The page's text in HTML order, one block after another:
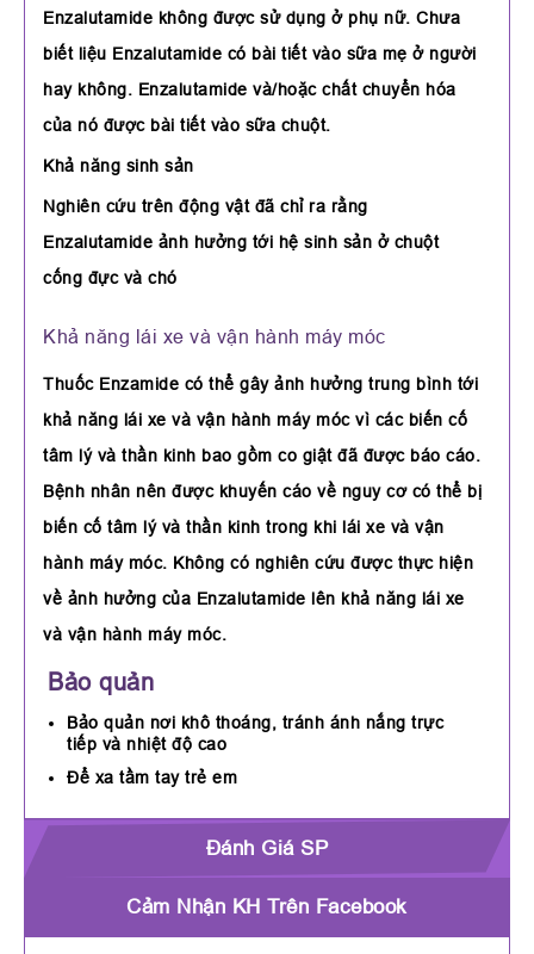
Enzalutamide không được sử dụng ở phụ nữ. Chưa
biết liệu Enzalutamide có bài tiết vào sữa mẹ ở người
hay không. Enzalutamide và/hoặc chất chuyển hóa
của nó được bài tiết vào sữa chuột.
Khả năng sinh sản
Nghiên cứu trên động vật đã chỉ ra rằng
Enzalutamide ảnh hưởng tới hệ sinh sản ở chuột
cống đực và chó
Khả năng lái xe và vận hành máy móc
Thuốc Enzamide có thể gây ảnh hưởng trung bình tới
khả năng lái xe và vận hành máy móc vì các biến cố
tâm lý và thần kinh bao gồm co giật đã được báo cáo.
Bệnh nhân nên được khuyến cáo về nguy cơ có thể bị
biến cố tâm lý và thần kinh trong khi lái xe và vận
hành máy móc. Không có nghiên cứu được thực hiện
về ảnh hưởng của Enzalutamide lên khả năng lái xe
và vận hành máy móc.
Bảo quản
Bảo quản nơi khô thoáng, tránh ánh nắng trực
tiếp và nhiệt độ cao
Để xa tầm tay trẻ em
Đánh Giá SP
Cảm Nhận KH Trên Facebook